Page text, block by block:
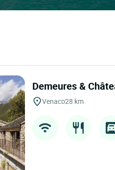
Demeures &
Venaco28 km